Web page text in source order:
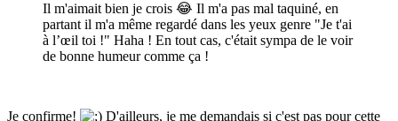
Il m'aimait bien je crois 😂 Il m'a pas mal taquiné, en
partant il m'a même regardé dans les yeux genre "Je t'ai
à l’œil toi !" Haha ! En tout cas, c'était sympa de le voir
de bonne humeur comme ça !
Je confirme!
D'ailleurs, je me demandais si c'est pas pour cette